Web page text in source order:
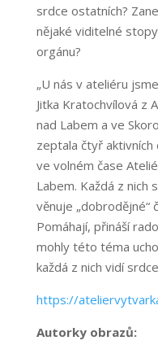
srdce ostatních?
nějaké viditelné
orgánu?
„U nás v ateliéru
Jitka Kratochvílová z
nad Labem a ve
zeptala čtyř
ve volném čase
Labem. Každá z nich
věnuje „dobrodějné“
Pomáhají, přináší
mohly této téma
každá z nich vidí
https://
Autorky obrazů: